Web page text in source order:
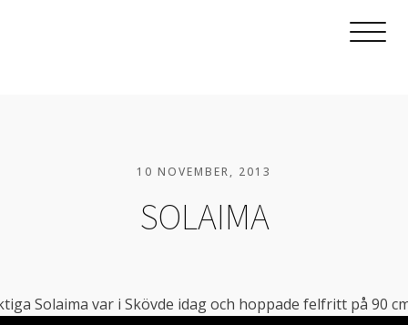
10 NOVEMBER, 2013
SOLAIMA
Solaima var i Skövde idag och hoppade felfritt på 90